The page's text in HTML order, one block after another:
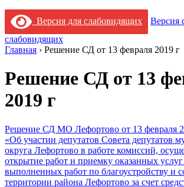
Версия для слабовидящих
Версия
слабовидящих
Главная › Решение СД от 13 февраля 2019 г
Решение СД от 13
2019 г
Решение СД МО Лефортово от 13 февраля
«Об участии депутатов Совета депутатов
округа Лефортово в работе комиссий,
открытие работ и приемку оказанных
выполненных работ по благоустройству и
территории района Лефортово за счет